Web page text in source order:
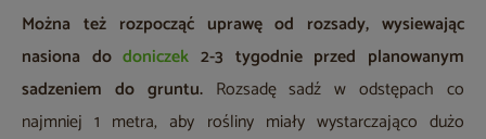
Można też rozpocząć uprawę od rozsady, wysiewając
nasiona dodoniczek 2-3 tygodnie przed planowanym
sadzeniem do gruntu.Rozsadę sadź w odstępach co
najmniej 1 metra, aby rośliny miały wystarczająco dużo